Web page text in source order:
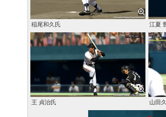
稲尾和久氏 江夏
王 貞治氏 山田